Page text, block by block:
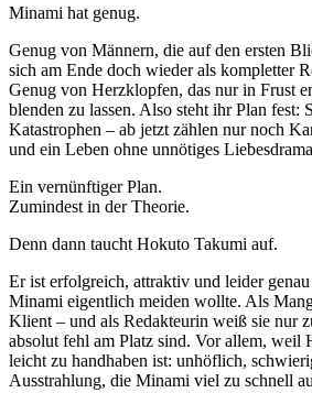
Minami hat genug.
Genug von Männern, die auf den ersten
sich am Ende doch wieder als kompletter
Genug von Herzklopfen, das nur in Frust
blenden zu lassen. Also steht ihr Plan fest:
Katastrophen – ab jetzt zählen nur noch
und ein Leben ohne unnötiges
Ein vernünftiger Plan.
Zumindest in der Theorie.
Denn dann taucht Hokuto Takumi auf.
Er ist erfolgreich, attraktiv und leider
Minami eigentlich meiden wollte. Als
Klient – und als Redakteurin weiß sie nur
absolut fehl am Platz sind. Vor allem, weil
leicht zu handhaben ist: unhöflich,
Ausstrahlung, die Minami viel zu schnell